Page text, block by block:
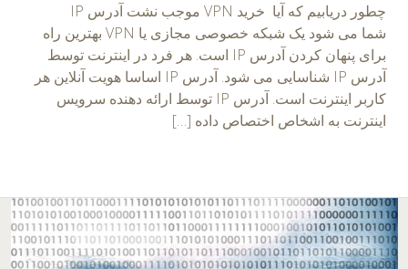
چطور دریابیم که آیا خرید VPN موجب نشت آدرس IP
شما می شود یک شبکه خصوصی مجازی یا VPN بهترین راه
برای پنهان کردن آدرس IP است. هر فرد در اینترنت توسط
آدرس IP شناسایی می شود. آدرس IP اساسا هویت آنلاین هر
کاربر اینترنت است. آدرس IP توسط ارائه دهنده سرویس
اینترنت به اشخاص اختصاص داده […]